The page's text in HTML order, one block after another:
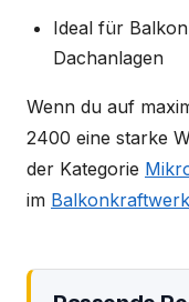
Ideal für
Dachanlagen
Wenn du auf
2400 eine starke
der Kategorie
im